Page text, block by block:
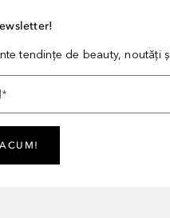
tendințe de beauty, noutăți
*